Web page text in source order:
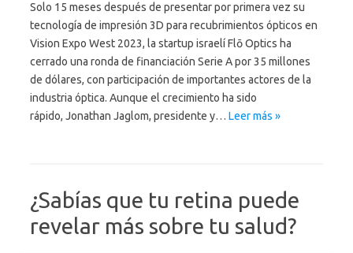
Solo 15 meses después de presentar por primera vez su
tecnología de impresión 3D para recubrimientos ópticos en
Vision Expo West 2023, la startup israelí Flō Optics ha
cerrado una ronda de financiación Serie A por 35 millones
de dólares, con participación de importantes actores de la
industria óptica. Aunque el crecimiento ha sido
rápido, Jonathan Jaglom, presidente y… Leer más »
¿Sabías que tu retina puede
revelar más sobre tu salud?